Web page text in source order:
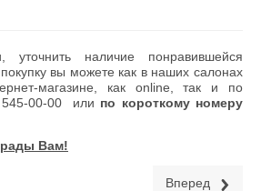
уточнить наличие понравившейся
вы можете как в наших салонах
магазине, как online, так и по
00-00 или по короткому номеру
Вам!
Вперед